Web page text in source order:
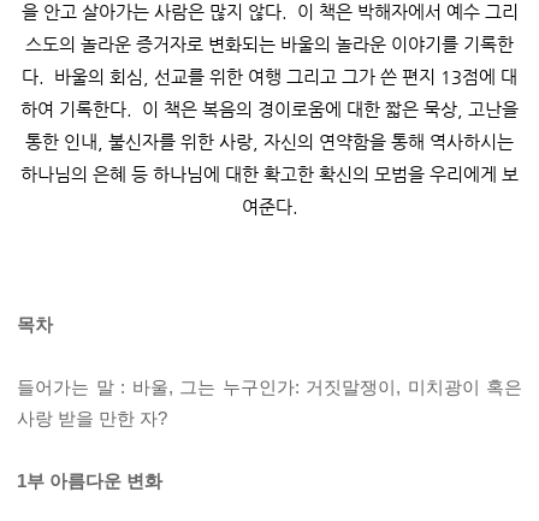
을 안고 살아가는 사람은 많지 않다. 이 책은 박해자에서 예수 그리
스도의 놀라운 증거자로 변화되는 바울의 놀라운 이야기를 기록한
다. 바울의 회심, 선교를 위한 여행 그리고 그가 쓴 편지 13점에 대
하여 기록한다. 이 책은 복음의 경이로움에 대한 짧은 묵상, 고난을
통한 인내, 불신자를 위한 사랑, 자신의 연약함을 통해 역사하시는
하나님의 은혜 등 하나님에 대한 확고한 확신의 모범을 우리에게 보
여준다.
목차
들어가는 말 : 바울, 그는 누구인가: 거짓말쟁이, 미치광이 혹은
사랑 받을 만한 자?
1부 아름다운 변화